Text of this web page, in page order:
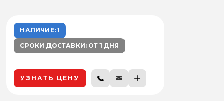
НАЛИЧИЕ: 1
СРОКИ ДОСТАВКИ: ОТ 1 ДНЯ
УЗНАТЬ ЦЕНУ